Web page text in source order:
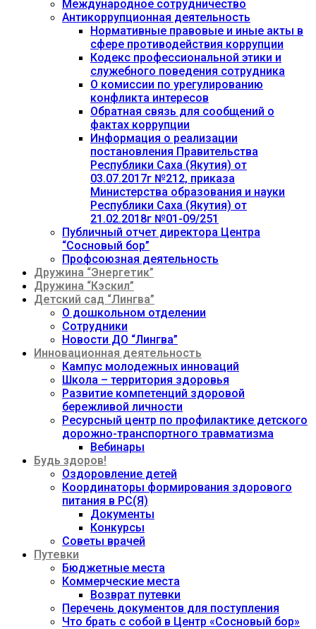
Международное сотрудничество
Антикоррупционная деятельность
Нормативные правовые и иные акты в
сфере противодействия коррупции
Кодекс профессиональной этики и
служебного поведения сотрудника
О комиссии по урегулированию
конфликта интересов
Обратная связь для сообщений о
фактах коррупции
Информация о реализации
постановления Правительства
Республики Саха (Якутия) от
03.07.2017г №212, приказа
Министерства образования и науки
Республики Саха (Якутия) от
21.02.2018г №01-09/251
Публичный отчет директора Центра
“Сосновый бор”
Профсоюзная деятельность
Дружина “Энергетик”
Дружина “Кэскил”
Детский сад “Лингва”
О дошкольном отделении
Сотрудники
Новости ДО “Лингва”
Инновационная деятельность
Кампус молодежных инноваций
Школа – территория здоровья
Развитие компетенций здоровой
бережливой личности
Ресурсный центр по профилактике детского
дорожно-транспортного травматизма
Вебинары
Будь здоров!
Оздоровление детей
Координаторы формирования здорового
питания в РС(Я)
Документы
Конкурсы
Советы врачей
Путевки
Бюджетные места
Коммерческие места
Возврат путевки
Перечень документов для поступления
Что брать с собой в Центр «Сосновый бор»